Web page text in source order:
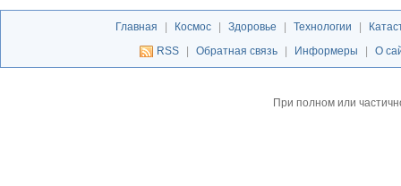
Главная Космос Здоровье Технологии
RSS
Обратная связь Информеры О
При полном или